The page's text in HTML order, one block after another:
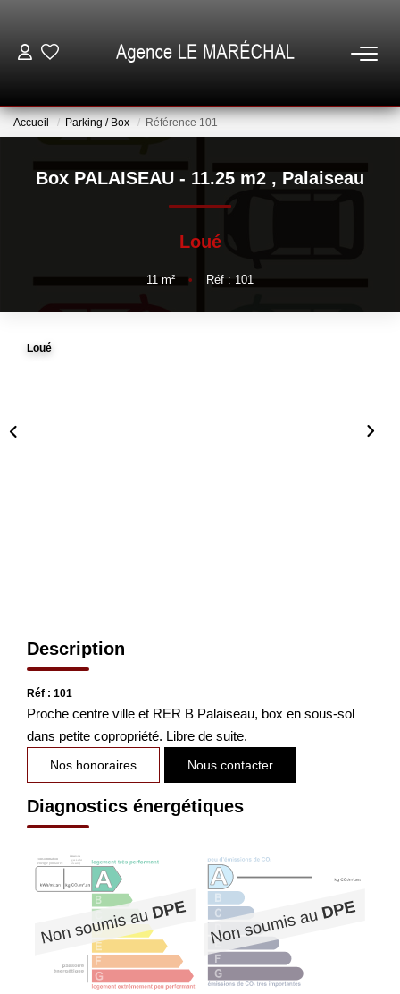
ESTIMATION
Accueil Parking / Box Référence 101
Box PALAISEAU - 11.25 m2 , Palaiseau
Loué
11 m² • Réf : 101
Loué
Description
Réf : 101
Proche centre ville et RER B Palaiseau, box en sous-sol
dans petite copropriété. Libre de suite.
Nos honoraires Nous contacter
Diagnostics énergétiques